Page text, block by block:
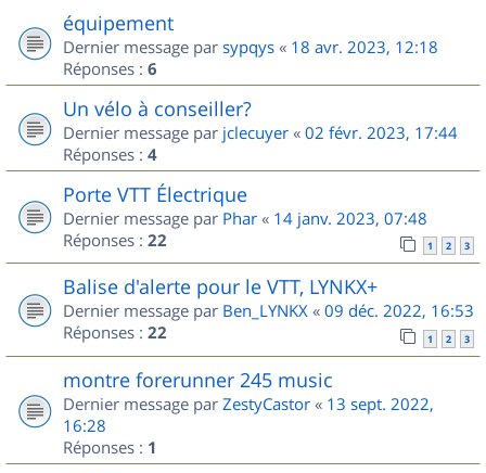
équipement
Dernier message par sypqys « 18 avr. 2023, 12:18
Réponses : 6
Un vélo à conseiller?
Dernier message par jclecuyer « 02 févr. 2023, 17:44
Réponses : 4
Porte VTT Électrique
Dernier message par Phar « 14 janv. 2023, 07:48
Réponses : 22 1 2 3
Balise d'alerte pour le VTT, LYNKX+
Dernier message par Ben_LYNKX « 09 déc. 2022, 16:53
Réponses : 22 1 2 3
montre forerunner 245 music
Dernier message par ZestyCastor « 13 sept. 2022,
16:28
Réponses : 1